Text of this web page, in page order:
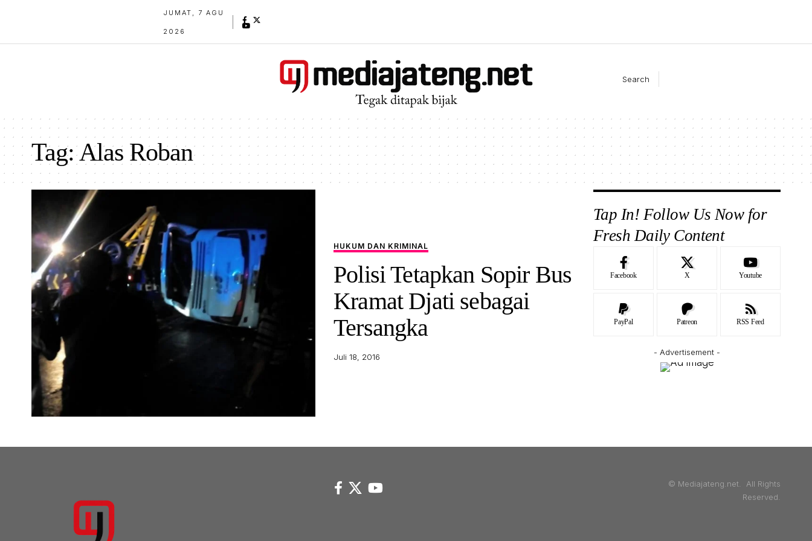
JUMAT, 7 AGU
2026
Search
Tag:Alas Roban
HUKUM DAN KRIMINAL
Polisi Tetapkan Sopir Bus
Kramat Djati sebagai
Tersangka
Juli 18, 2016
Tap In! Follow Us Now for
Fresh Daily Content
Facebook X Youtube
PayPal Patreon RSS Feed
- Advertisement -
© Mediajateng.net. All Rights
Reserved.